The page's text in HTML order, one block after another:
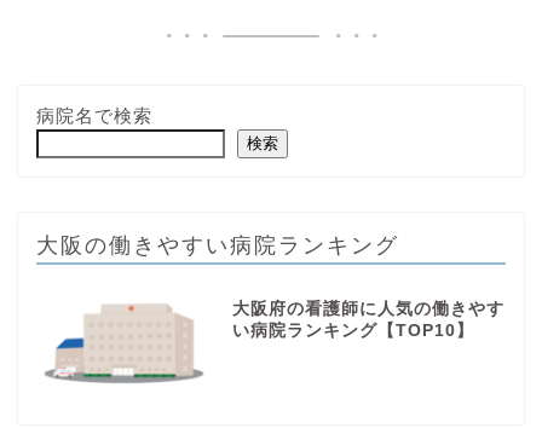
病院名で検索
検索
大阪の働きやすい病院ランキング
大阪府の看護師に人気の働きやす
い病院ランキング【TOP10】